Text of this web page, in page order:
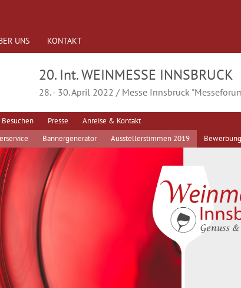
UNS KONTAKT
20. Int. WEINMESSE INNSBRUCK
28. - 30. April 2022 / Messe Innsbruck
Besuchen Presse
Anreise & Kontakt
Bannergenerator Ausstellerstimmen 2019